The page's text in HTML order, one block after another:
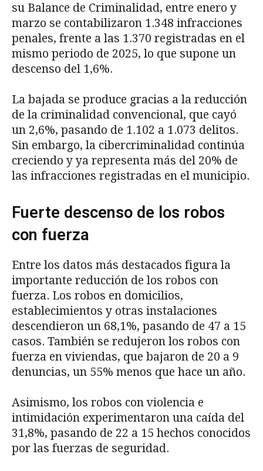
su Balance de Criminalidad, entre enero y
marzo se contabilizaron 1.348 infracciones
penales, frente a las 1.370 registradas en el
mismo periodo de 2025, lo que supone un
descenso del 1,6%.
La bajada se produce gracias a la reducción
de la criminalidad convencional, que cayó
un 2,6%, pasando de 1.102 a 1.073 delitos.
Sin embargo, la cibercriminalidad continúa
creciendo y ya representa más del 20% de
las infracciones registradas en el municipio.
Fuerte descenso de los robos
con fuerza
Entre los datos más destacados figura la
importante reducción de los robos con
fuerza. Los robos en domicilios,
establecimientos y otras instalaciones
descendieron un 68,1%, pasando de 47 a 15
casos. También se redujeron los robos con
fuerza en viviendas, que bajaron de 20 a 9
denuncias, un 55% menos que hace un año.
Asimismo, los robos con violencia e
intimidación experimentaron una caída del
31,8%, pasando de 22 a 15 hechos conocidos
por las fuerzas de seguridad.